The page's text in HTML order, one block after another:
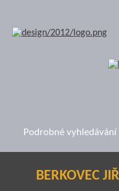
Podrobné vyhledávání
BERKOVEC